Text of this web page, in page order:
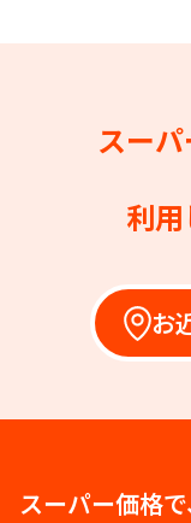
スー
利
お
スーパー価格